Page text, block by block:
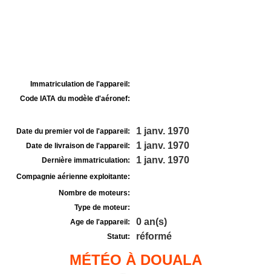
Immatriculation de l'appareil:
Code IATA du modèle d'aéronef:
Date du premier vol de l'appareil: 1 janv. 1970
Date de livraison de l'appareil: 1 janv. 1970
Dernière immatriculation: 1 janv. 1970
Compagnie aérienne exploitante:
Nombre de moteurs:
Type de moteur:
Age de l'appareil:
0 an(s)
Statut: réformé
MÉTÉO À DOUALA